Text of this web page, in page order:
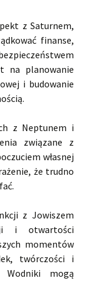
z Saturnem,
finanse,
na planowanie
i budowanie
z Neptunem i
związane z
własnej
że trudno
z Jowiszem
i otwartości
momentów
twórczości i
mogą